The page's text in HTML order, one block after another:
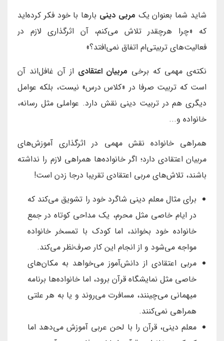
شاید شما بعنوان یک مربی دینی بارها با خود فکر کرده‌اید
که «چرا هرچقدر تلاش می‌کنم، آن اثرگذاری لازم در
فعالیت‌های تربیتی‌ام اتفاق نمی‌افتد؟»
نکته‌ی مهمی که برخی مربیان اعتقادی از آن غافل‌اند آن
است که تربیت صرفا در «کلاس درس» نیست، بلکه عوامل
دیگری هم در تربیت دینی نقش دارد. عواملی مثل رسانه،
خانواده و...
همراهی خانواده نقش مهمی در اثرگذاری آموزش‌های
مربیان اعتقادی دارد؛ اگر خانواده‌ها همراهی لازم را نداشته
باشند، تلاش‌های مربی اعتقادی تقریبا درجا زدن است!
برای مثال معلم دینی شاگرد خود را تشویق می‌کند که
در ایام خاصی مثل محرم، یک مداحی کوتاه در جمع
خانواده خود بخواند، اما کودک با تمسخر خانواده
مواجه می‌شود و از انجام این کار صرف‌نظر می‌کند.
مربی اعتقادی از دانش‌آموز می‌خواهد به مکان‌های
خاصی مثل نمایشگاه قرآن برود، اما خانواده‌ها برنامه
میهمانی می‌چینند، مسافرت می‌روند و یا به هر علتی
همراهی نمی‌کنند.
معلم دینی، قرآن را با لحن عربی آموزش می‌دهد اما